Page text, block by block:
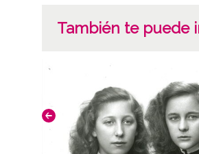
Signatura antigua: 3 (1954)
originales: Rollo 35mm, nº 2049
CC BY-NC-SA 4.0
También te puede